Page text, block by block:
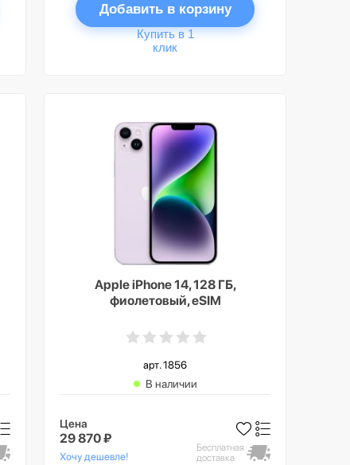
Добавить в корзину
Купить в 1
клик
Apple iPhone 14, 128 ГБ,
фиолетовый, eSIM
арт. 1856
В наличии
Цена
29 870 ₽
Хочу дешевле!
Бесплатная
доставка